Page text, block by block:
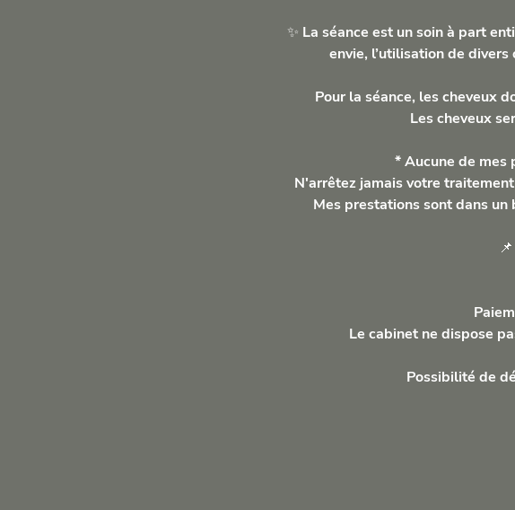
✨ La séance est un soin à part
envie, l’utilisation de
Pour la séance, les cheveux
Les cheveux
* Aucune de mes
N'arrêtez jamais votre
Mes prestations sont dans
Le cabinet ne dispose
Possibilité de